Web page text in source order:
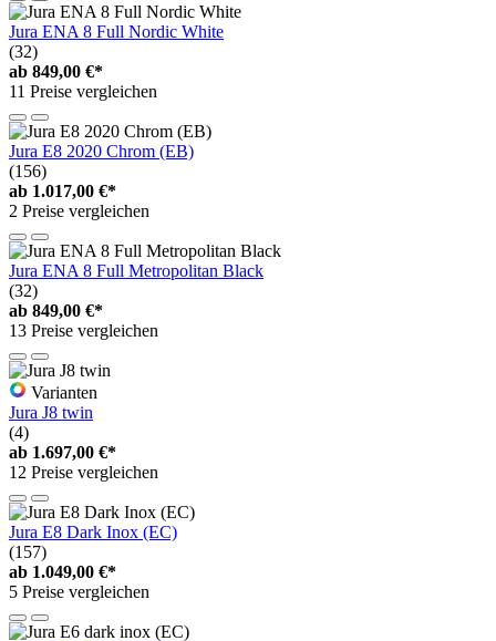
Jura ENA 8 Full Nordic White
(32)
ab 849,00 €*
11 Preise vergleichen
Jura E8 2020 Chrom (EB)
(156)
ab 1.017,00 €*
2 Preise vergleichen
Jura ENA 8 Full Metropolitan Black
(32)
ab 849,00 €*
13 Preise vergleichen
Varianten
Jura J8 twin
(4)
ab 1.697,00 €*
12 Preise vergleichen
Jura E8 Dark Inox (EC)
(157)
ab 1.049,00 €*
5 Preise vergleichen